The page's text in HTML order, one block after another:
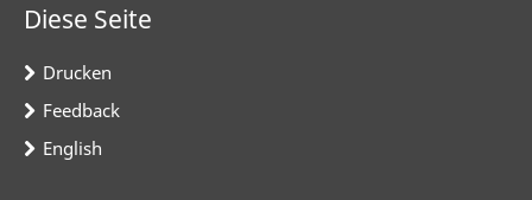
Diese Seite
Drucken
Feedback
English